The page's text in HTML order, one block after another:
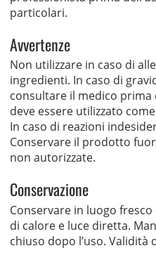
particolari.
Avvertenze
Non utilizzare in caso di
ingredienti. In caso di
consultare il medico prima
deve essere utilizzato
In caso di reazioni
Conservare il prodotto
non autorizzate.
Conservazione
Conservare in luogo
di calore e luce diretta.
chiuso dopo l’uso. Validità